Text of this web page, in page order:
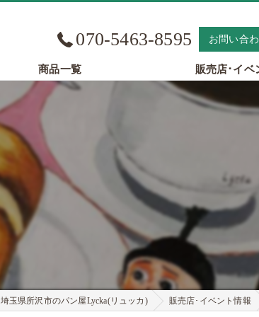
070-5463-8595 お問い合
商品一覧 販売店･イベ
埼玉県所沢市のパン屋Lycka(リュッカ) 販売店･イベント情報